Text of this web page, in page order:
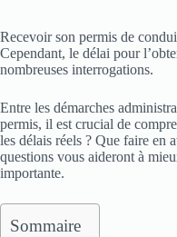
Recevoir son permis de
Cependant, le délai pour
nombreuses interrogations.
Entre les démarches
permis, il est crucial de
les délais réels ? Que faire en
questions vous aideront à
importante.
Sommaire